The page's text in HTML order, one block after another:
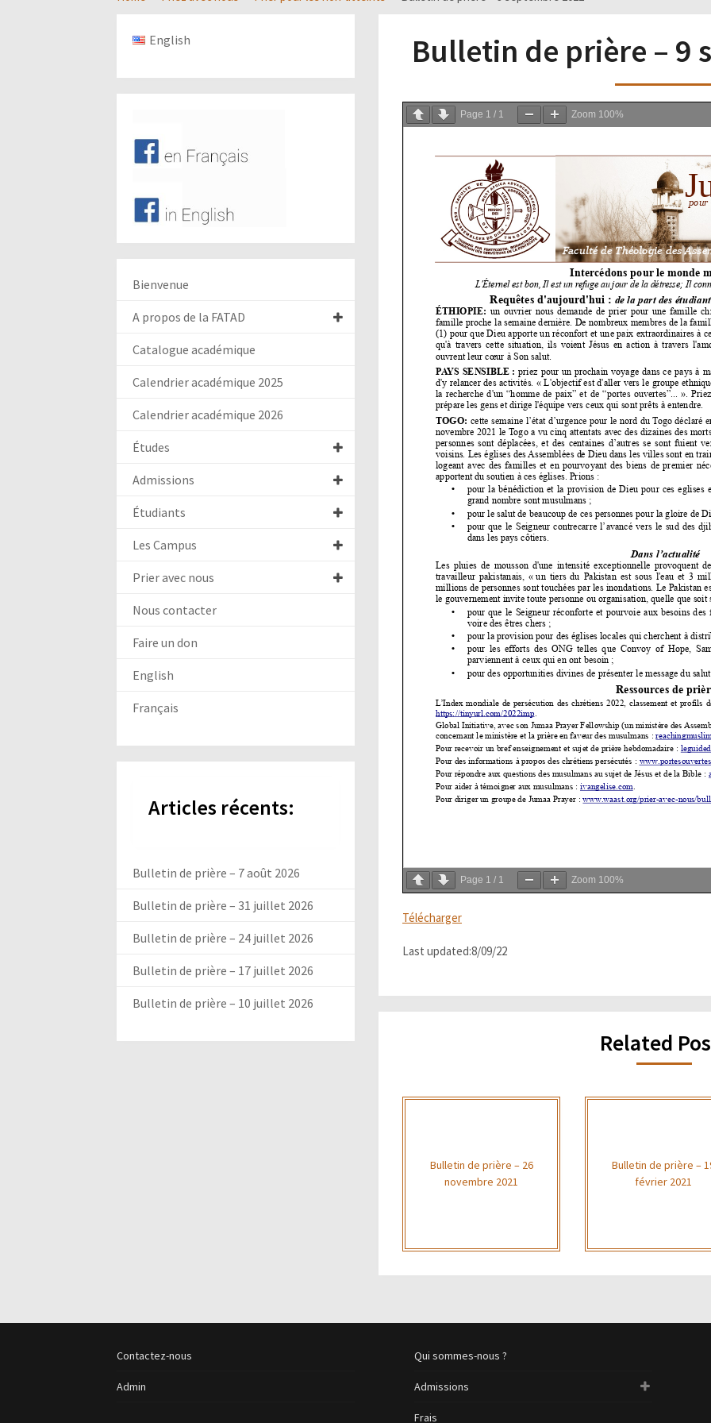
Bulletin de prière – 9
Page 1 / 1 Zoom 100%
Page 1 / 1 Zoom 100%
Télécharger
Last updated:8/09/22
Related
Bulletin de prière – 26
novembre 2021
Bulletin de prière –
février 2021
English
Bienvenue
A propos de la FATAD
Catalogue académique
Calendrier académique 2025
Calendrier académique 2026
Études
Admissions
Étudiants
Les Campus
Prier avec nous
Nous contacter
Faire un don
English
Français
Articles récents:
Bulletin de prière – 7 août 2026
Bulletin de prière – 31 juillet 2026
Bulletin de prière – 24 juillet 2026
Bulletin de prière – 17 juillet 2026
Bulletin de prière – 10 juillet 2026
Contactez-nous
Admin
Qui sommes-nous ?
Admissions
Frais